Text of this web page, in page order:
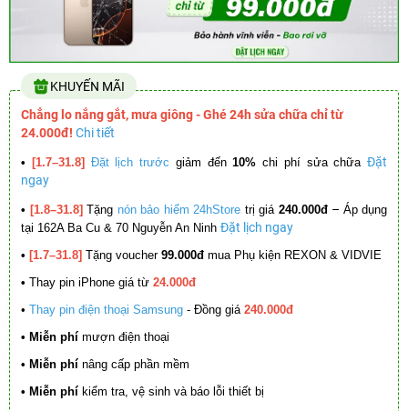
KHUYẾN MÃI
Chẳng lo nắng gắt, mưa giông - Ghé 24h sửa chữa chỉ từ
24.000đ! Chi tiết
• [1.7–31.8] Đặt lịch trước giảm đến10% chi phí sửa chữa Đặt
ngay
• [1.8–31.8] Tặng nón bảo hiểm 24hStore trị giá 240.000đ – Áp dụng
tại 162A Ba Cu & 70 Nguyễn An Ninh Đặt lịch ngay
• [1.7–31.8] Tặng voucher 99.000đ mua Phụ kiện REXON & VIDVIE
• Thay pin iPhone giá từ 24.000đ
• Thay pin điện thoại Samsung - Đồng giá 240.000đ
• Miễn phí mượn điện thoại
• Miễn phí nâng cấp phần mềm
• Miễn phí kiểm tra, vệ sinh và báo lỗi thiết bị